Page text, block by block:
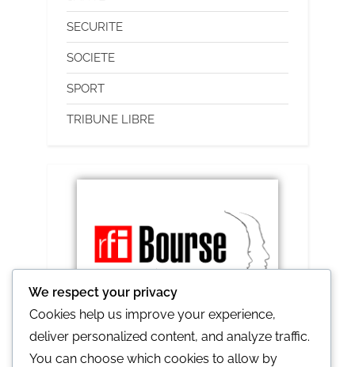
SECURITE
SOCIETE
SPORT
TRIBUNE LIBRE
We respect your privacy
Cookies help us improve your experience,
deliver personalized content, and analyze traffic.
You can choose which cookies to allow by